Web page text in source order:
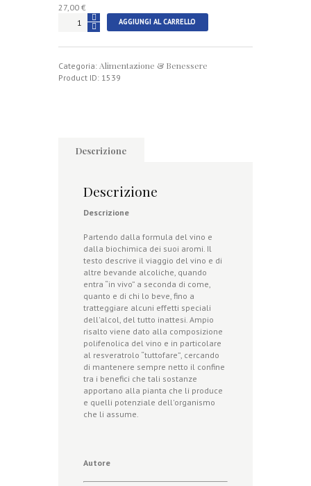
27,00 €
AGGIUNGI AL CARRELLO
Categoria: Alimentazione & Benessere
Product ID: 1539
Descrizione
Descrizione
Descrizione
Partendo dalla formula del vino e
dalla biochimica dei suoi aromi. Il
testo descrive il viaggio del vino e di
altre bevande alcoliche, quando
entra “in vivo” a seconda di come,
quanto e di chi lo beve, fino a
tratteggiare alcuni effetti speciali
dell'alcol, del tutto inattesi. Ampio
risalto viene dato alla composizione
polifenolica del vino e in particolare
al resveratrolo “tuttofare”, cercando
di mantenere sempre netto il confine
tra i benefici che tali sostanze
apportano alla pianta che li produce
e quelli potenziale dell'organismo
che li assume.
Autore